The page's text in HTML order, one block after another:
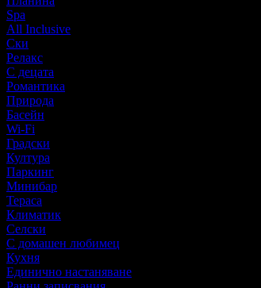
Spa
All Inclusive
Ски
Релакс
С децата
Романтика
Природа
Басейн
Wi-Fi
Градски
Култура
Паркинг
Минибар
Тераса
Климатик
Селски
С домашен любимец
Кухня
Единично настаняване